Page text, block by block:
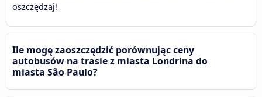
oszczędzaj!
Ile mogę zaoszczędzić porównując ceny
autobusów na trasie z miasta Londrina do
miasta São Paulo?